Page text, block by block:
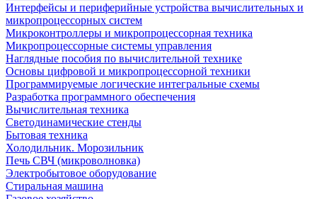
Интерфейсы и периферийные устройства вычислительных и
микропроцессорных систем
Микроконтроллеры и микропроцессорная техника
Микропроцессорные системы управления
Наглядные пособия по вычислительной технике
Основы цифровой и микропроцессорной техники
Программируемые логические интегральные схемы
Разработка программного обеспечения
Вычислительная техника
Светодинамические стенды
Бытовая техника
Холодильник. Морозильник
Печь СВЧ (микроволновка)
Электробытовое оборудование
Стиральная машина